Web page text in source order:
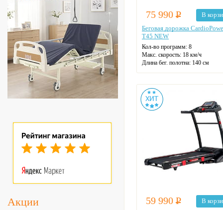
Акции
75 990 Р
В
Беговая дорожка
T45 NEW
Кол-во программ: 8
Макс. скорость: 18 км/ч
Длина бег. полотна: 140 см
Датчики пульса
Регулировка угла наклона
Цвет: черный
59 990 Р
В